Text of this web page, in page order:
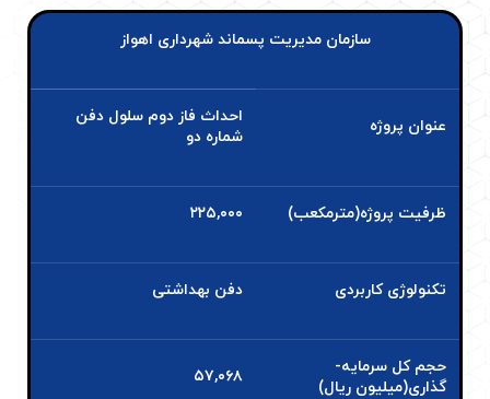
سازمان مدیریت پسماند شهرداری اهواز
عنوان پروژه
احداث فاز دوم سلول دفن
شماره دو
ظرفیت پروژه(مترمکعب) ۲۲۵,۰۰۰
تکنولوژی کاربردی دفن بهداشتی
حجم کل سرمایه­
گذاری(میلیون ریال)
۵۷,۰۶۸